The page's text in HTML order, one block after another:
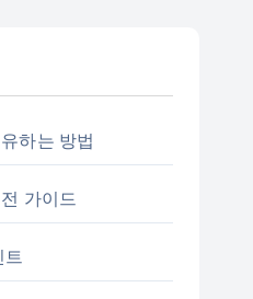
하는 방법
가이드
트